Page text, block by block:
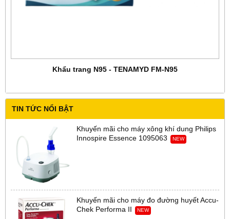
Khẩu trang N95 - TENAMYD FM-N95
TIN TỨC NỔI BẬT
Khuyến mãi cho máy xông khí dung Philips
Innospire Essence 1095063
NEW
Khuyến mãi cho máy đo đường huyết Accu-
Chek Performa II
NEW